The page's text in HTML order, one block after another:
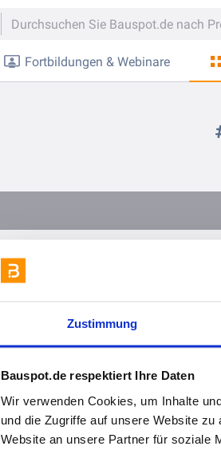
Zustimmung
Bauspot.de respektiert Ihre Daten
Wir verwenden Cookies, um Inhalte
und die Zugriffe auf unsere Website
Website an unsere Partner für soziale
Fortbildungen & Webinare